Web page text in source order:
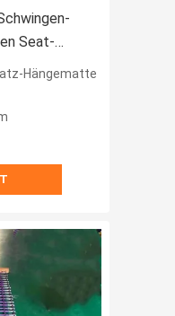
Seat-
EN1176
Hängematte